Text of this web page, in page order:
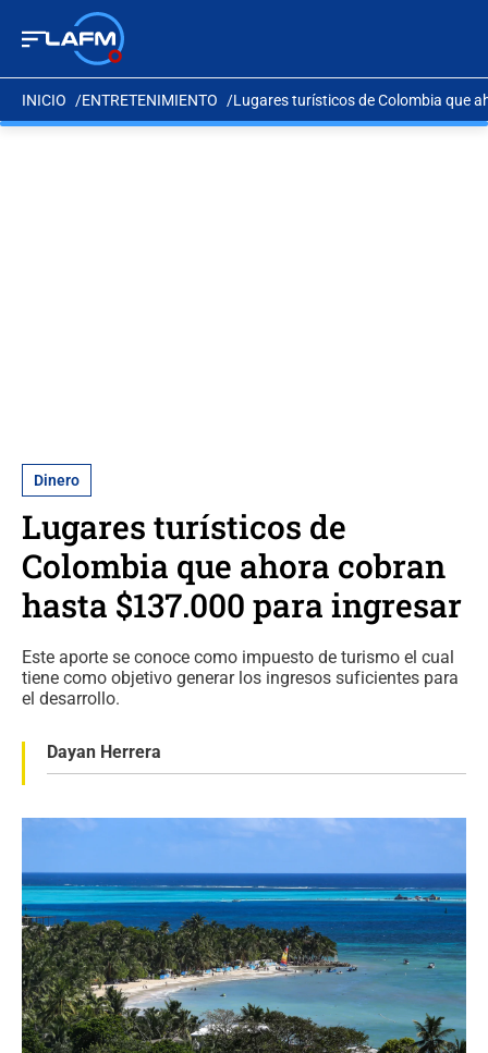
INICIO ENTRETENIMIENTO Lugares turísticos de Colombia que
Dinero
Lugares turísticos de
Colombia que ahora cobran
hasta $137.000 para ingresar
Este aporte se conoce como impuesto de turismo el cual
tiene como objetivo generar los ingresos suficientes para
el desarrollo.
Dayan Herrera